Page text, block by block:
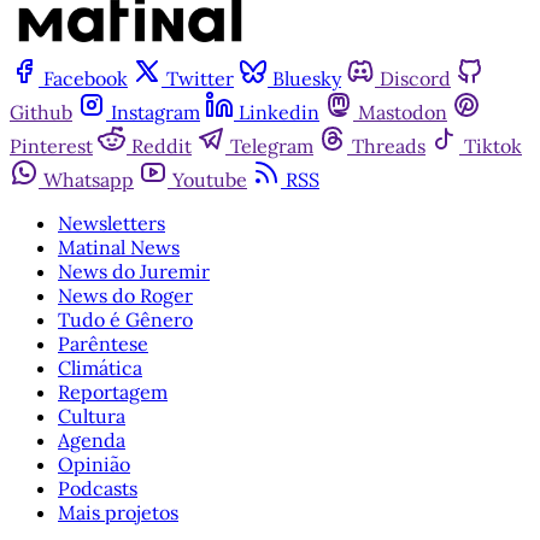
Facebook Twitter Bluesky
Discord
Github
Instagram Linkedin
Mastodon
Pinterest
Reddit Telegram Threads
Tiktok
Whatsapp
Youtube
RSS
Newsletters
Matinal News
News do Juremir
News do Roger
Tudo é Gênero
Parêntese
Climática
Reportagem
Cultura
Agenda
Opinião
Podcasts
Mais projetos